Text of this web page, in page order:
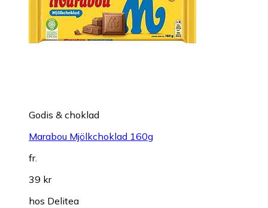
Godis & choklad
Marabou Mjölkchoklad 160g
fr.
39 kr
hos Delitea